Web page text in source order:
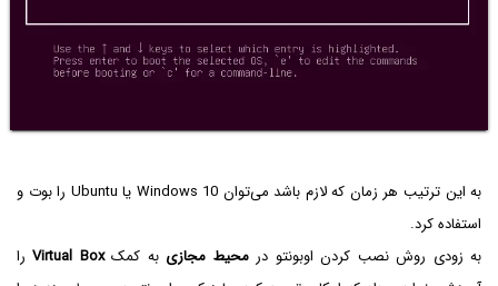
به این ترتیب هر زمان که لازم باشد می‌توان Windows 10‌ یا Ubuntu‌ را بوت و
استفاده کرد.
به زودی روش نصب کردن اوبونتو درمحیط مجازی به کمکVirtual Boxرا